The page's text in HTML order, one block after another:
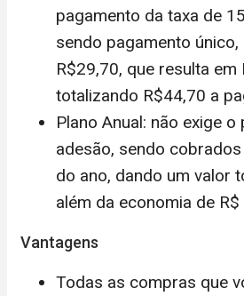
pagamento da taxa de
sendo pagamento
R$29,70, que resulta em
totalizando R$44,70 a
Plano Anual: não exige
adesão, sendo
do ano, dando um valor
além da economia de
Vantagens
Todas as compras que